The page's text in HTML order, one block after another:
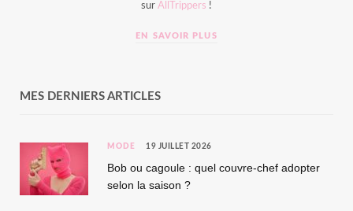
sur AllTrippers !
EN SAVOIR PLUS
MES DERNIERS ARTICLES
MODE 19 JUILLET 2026
Bob ou cagoule : quel couvre-chef adopter
selon la saison ?